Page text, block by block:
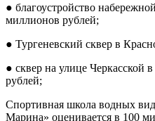
● благоустройство
миллионов рублей;
● Тургеневский сквер в
● сквер на улице Черкасской
рублей;
Спортивная школа водных
Марина» оценивается в 100